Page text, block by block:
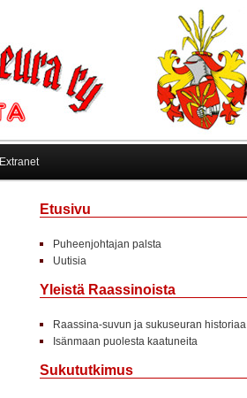
Extranet
Etusivu
Puheenjohtajan palsta
Uutisia
Yleistä Raassinoista
Raassina-suvun ja sukuseuran historiaa
Isänmaan puolesta kaatuneita
Sukututkimus